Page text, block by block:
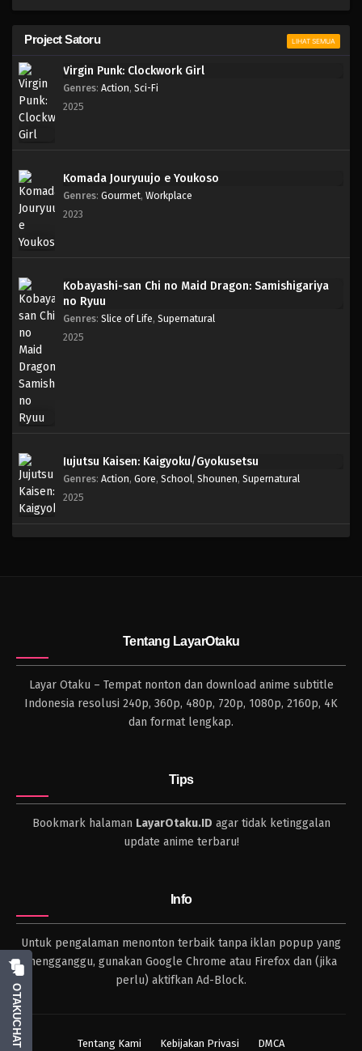
Project Satoru LIHAT SEMUA
Virgin Punk: Clockwork Girl
Genres: Action, Sci-Fi
2025
Komada Jouryuujo e Youkoso
Genres: Gourmet, Workplace
2023
Kobayashi-san Chi no Maid Dragon: Samishigariya
no Ryuu
Genres: Slice of Life, Supernatural
2025
Jujutsu Kaisen: Kaigyoku/Gyokusetsu
Genres: Action, Gore, School, Shounen, Supernatural
2025
Tentang LayarOtaku
Layar Otaku – Tempat nonton dan download anime subtitle
Indonesia resolusi 240p, 360p, 480p, 720p, 1080p, 2160p, 4K
dan format lengkap.
Tips
Bookmark halaman LayarOtaku.ID agar tidak ketinggalan
update anime terbaru!
Info
Untuk pengalaman menonton terbaik tanpa iklan popup yang
mengganggu, gunakan Google Chrome atau Firefox dan (jika
perlu) aktifkan Ad-Block.
Tentang Kami Kebijakan Privasi DMCA
OTAKUCHAT